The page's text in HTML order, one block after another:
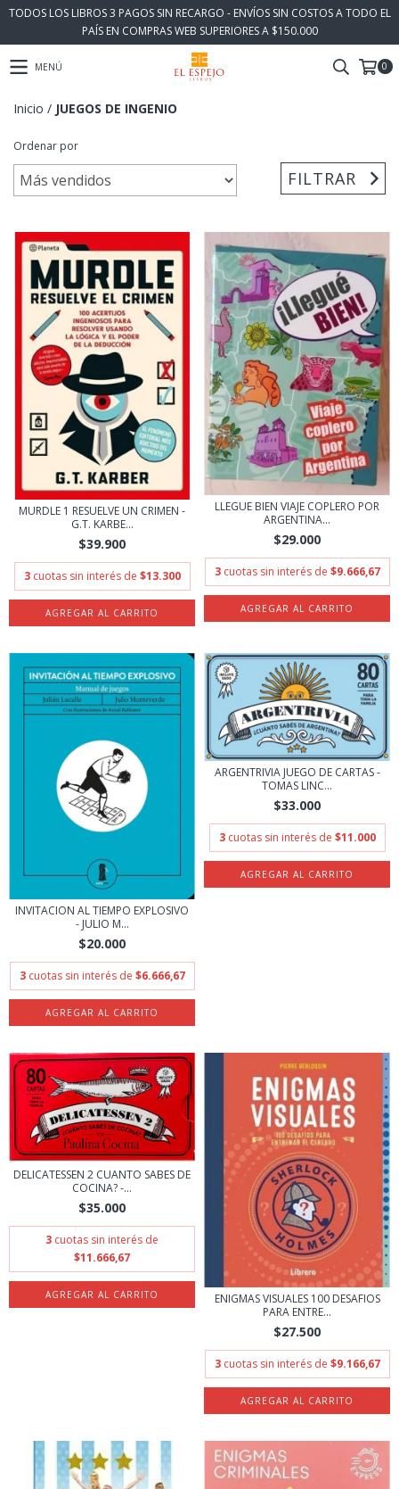
TODOS LOS LIBROS 3 PAGOS SIN RECARGO - ENVÍOS SIN COSTOS A TODO EL
PAÍS EN COMPRAS WEB SUPERIORES A $150.000
MENÚ 0
Inicio / JUEGOS DE INGENIO
Ordenar por
FILTRAR
MURDLE 1 RESUELVE UN CRIMEN -
G.T. KARBE...
$39.900
3 cuotas sin interés de $13.300
LLEGUE BIEN VIAJE COPLERO POR
ARGENTINA...
$29.000
3 cuotas sin interés de $9.666,67
INVITACION AL TIEMPO EXPLOSIVO
- JULIO M...
$20.000
3 cuotas sin interés de $6.666,67
ARGENTRIVIA JUEGO DE CARTAS -
TOMAS LINC...
$33.000
3 cuotas sin interés de $11.000
DELICATESSEN 2 CUANTO SABES DE
COCINA? -...
$35.000
3 cuotas sin interés de
$11.666,67
ENIGMAS VISUALES 100 DESAFIOS
PARA ENTRE...
$27.500
3 cuotas sin interés de $9.166,67